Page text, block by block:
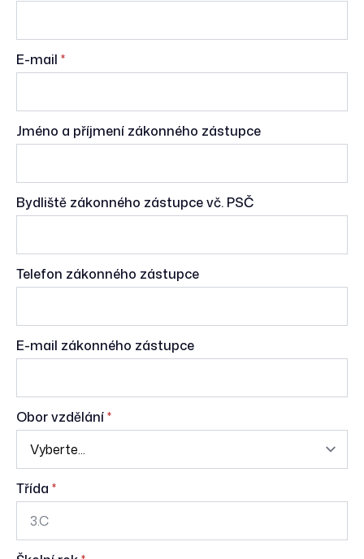
E-mail *
Jméno a příjmení zákonného zástupce
Bydliště zákonného zástupce vč. PSČ
Telefon zákonného zástupce
E-mail zákonného zástupce
Obor vzdělání*
Třída *